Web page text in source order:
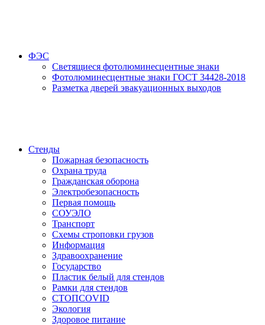
ФЭС
Светящиеся фотолюминесцентные знаки
Фотолюминесцентные знаки ГОСТ 34428-2018
Разметка дверей эвакуационных выходов
Стенды
Пожарная безопасность
Охрана труда
Гражданская оборона
Электробезопасность
Первая помощь
СОУЭЛО
Транспорт
Схемы строповки грузов
Информация
Здравоохранение
Государство
Пластик белый для стендов
Рамки для стендов
СТОПCOVID
Экология
Здоровое питание